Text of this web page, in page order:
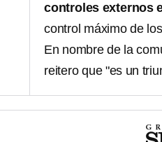
controles externos
control máximo de
En nombre de la
reitero que "es un